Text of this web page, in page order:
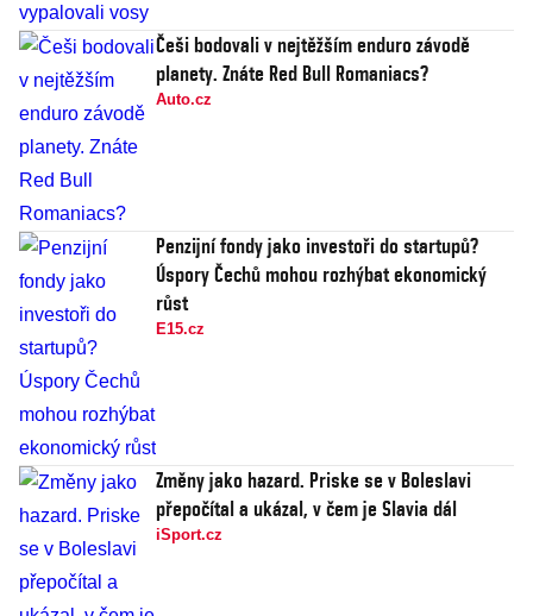
Češi bodovali v nejtěžším enduro závodě
planety. Znáte Red Bull Romaniacs?
Auto.cz
Penzijní fondy jako investoři do startupů?
Úspory Čechů mohou rozhýbat ekonomický
růst
E15.cz
Změny jako hazard. Priske se v Boleslavi
přepočítal a ukázal, v čem je Slavia dál
iSport.cz